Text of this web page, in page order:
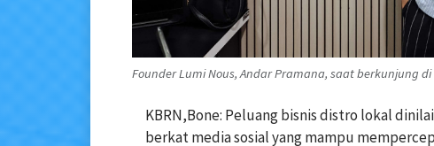
Founder Lumi Nous, Andar Pramana, saat berkunjung di
KBRN,Bone: Peluang bisnis distro lokal
berkat media sosial yang mampu